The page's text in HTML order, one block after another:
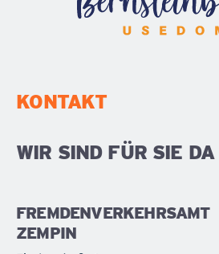
KONTAKT
WIR SIND FÜR SIE DA
FREMDENVERKEHRSAMT
ZEMPIN